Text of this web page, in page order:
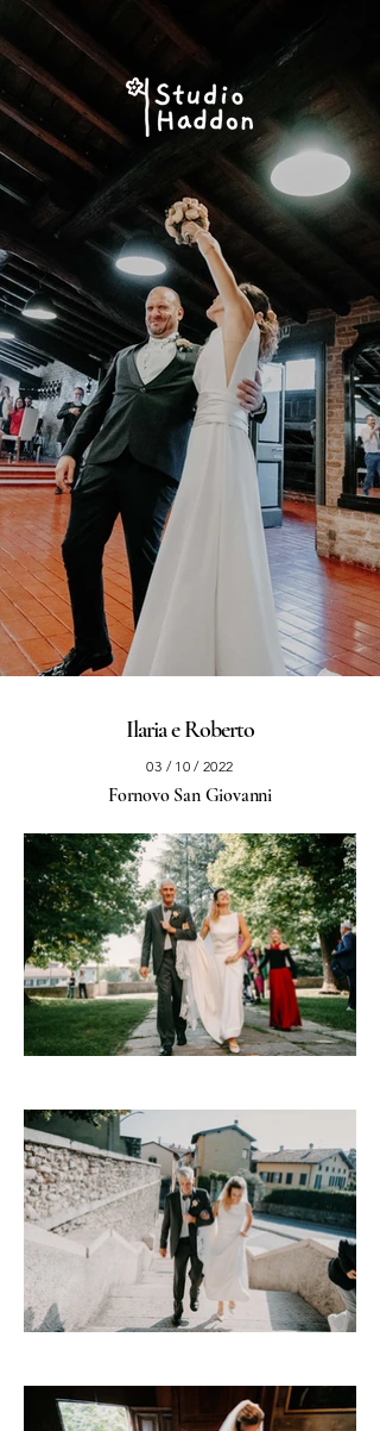
Ilaria e Roberto
03 / 10 / 2022
Fornovo San Giovanni